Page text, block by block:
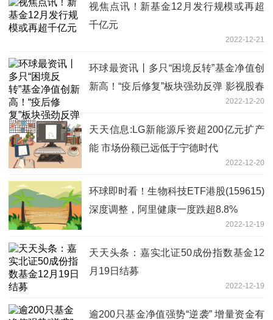
视焦点讯！新基金12月发行规模或再超
千亿元
2022-12-21
环球最资讯丨多只“困境反转”基金净值创
新高！“疫后修复”板块强劲反弹 影视股春
2022-12-20
天天信息:LG新能源斥资超200亿元扩产
能 市场份额已远低于宁德时代
2022-12-20
环球即时看！生物科技ETF港股(159615)
深度调整，阿里健康一度跌超8.8%
2022-12-19
天天头条：嘉实北证50成份指数基金12
月19日结募
2022-12-19
逾200只基金净值强势“逆袭” 增量资金有